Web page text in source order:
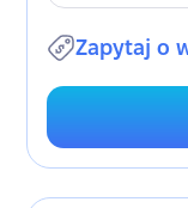
Zapytaj o